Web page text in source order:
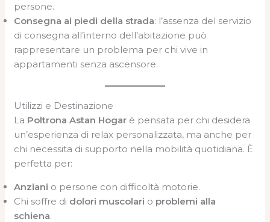
persone.
Consegna ai piedi della strada: l’assenza del servizio
di consegna all’interno dell’abitazione può
rappresentare un problema per chi vive in
appartamenti senza ascensore.
Utilizzi e Destinazione
La Poltrona Astan Hogar è pensata per chi desidera
un’esperienza di relax personalizzata, ma anche per
chi necessita di supporto nella mobilità quotidiana. È
perfetta per:
Anziani o persone con difficoltà motorie.
Chi soffre di dolori muscolari o problemi alla
schiena.